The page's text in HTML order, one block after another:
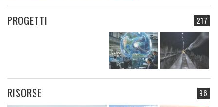
217
PROGETTI
96
RISORSE